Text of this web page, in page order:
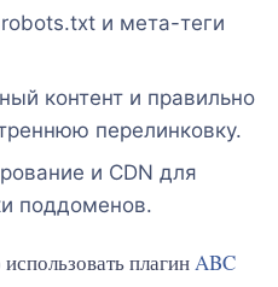
и мета-теги
контент и правильно
перелинковку.
и CDN для
поддоменов.
плагинABC